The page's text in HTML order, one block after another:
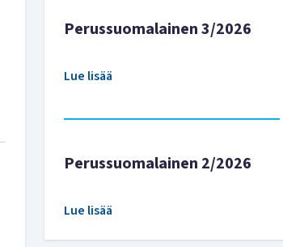
Perussuomalainen 3/2026
Lue lisää
Perussuomalainen 2/2026
Lue lisää